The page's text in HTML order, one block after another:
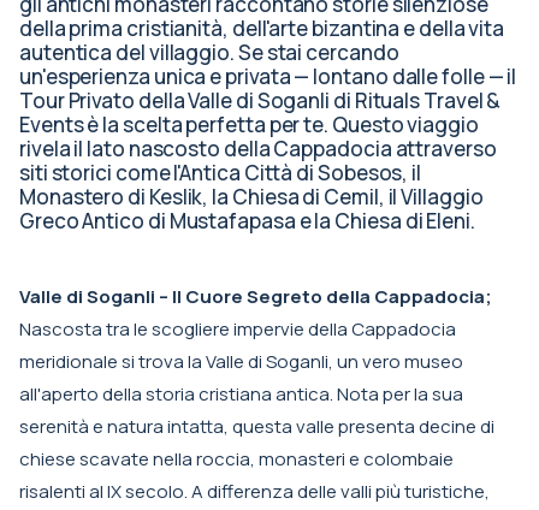
della prima cristianità, dell'arte bizantina e della vita
autentica del villaggio. Se stai cercando
un'esperienza unica e privata — lontano dalle folle — il
Tour Privato della Valle di Soganli di Rituals Travel &
Events è la scelta perfetta per te. Questo viaggio
rivela il lato nascosto della Cappadocia attraverso
siti storici come l'Antica Città di Sobesos, il
Monastero di Keslik, la Chiesa di Cemil, il Villaggio
Greco Antico di Mustafapasa e la Chiesa di Eleni.
Valle di Soganli – Il Cuore Segreto della Cappadocia;
Nascosta tra le scogliere impervie della Cappadocia
meridionale si trova la Valle di Soganli, un vero museo
all'aperto della storia cristiana antica. Nota per la sua
serenità e natura intatta, questa valle presenta decine di
chiese scavate nella roccia, monasteri e colombaie
risalenti al IX secolo. A differenza delle valli più turistiche,